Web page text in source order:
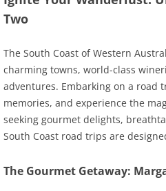
Two
The South Coast of Western
charming towns, world-class
adventures. Embarking on a road
memories, and experience the
seeking gourmet delights,
South Coast road trips are
The Gourmet Getaway: